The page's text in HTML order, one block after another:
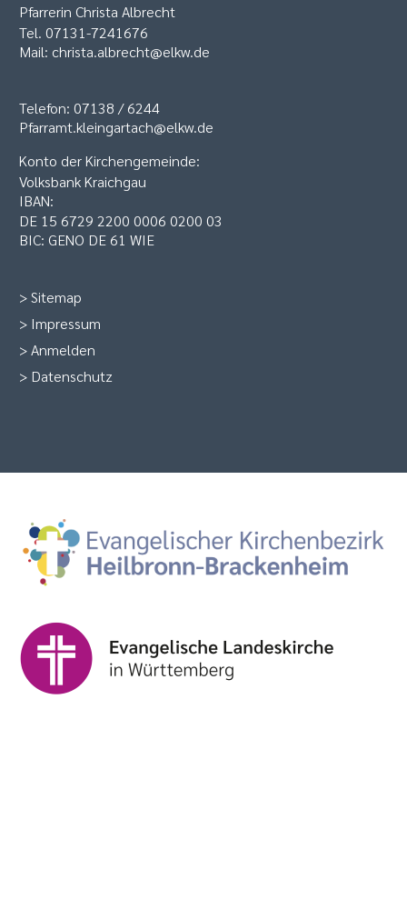
Pfarrerin Christa Albrecht
Tel. 07131-7241676
Mail: christa.albrecht@elkw.de
Telefon: 07138 / 6244
Pfarramt.kleingartach@elkw.de
Konto der Kirchengemeinde:
Volksbank Kraichgau
IBAN:
DE 15 6729 2200 0006 0200 03
BIC: GENO DE 61 WIE
>Sitemap
> Impressum
>Anmelden
> Datenschutz